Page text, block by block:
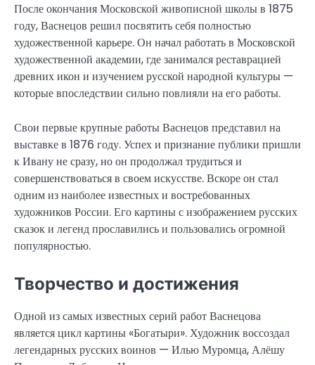
После окончания Московской живописной школы в 1875
году, Васнецов решил посвятить себя полностью
художественной карьере. Он начал работать в Московской
художественной академии, где занимался реставрацией
древних икон и изучением русской народной культуры —
которые впоследствии сильно повлияли на его работы.
Свои первые крупные работы Васнецов представил на
выставке в 1876 году. Успех и признание публики пришли
к Ивану не сразу, но он продолжал трудиться и
совершенствоваться в своем искусстве. Вскоре он стал
одним из наиболее известных и востребованных
художников России. Его картины с изображением русских
сказок и легенд прославились и пользовались огромной
популярностью.
Творчество и достижения
Одной из самых известных серий работ Васнецова
является цикл картины «Богатыри». Художник воссоздал
легендарных русских воинов — Илью Муромца, Алёшу